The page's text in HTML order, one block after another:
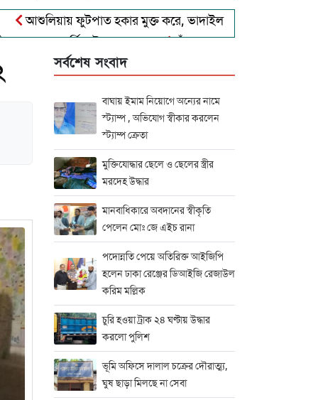
ফুটপাত হকার মুক্ত করে, ভাদাইল প্রাইমারি ফ্রেন্ডস ক্লাব এর
পূর্নিমা উৎসব শুরু চাঁদপুরে বাংলাদেশ আহলে সুন্নাত
সর্বশেষ সংবাদ
বাঘায় ইমাম নিয়োগে অন্যের নামে
স্ট্যাম্প , অভিযোগ স্বীকার করলেন
স্ট্যাম্প ক্রেতা
মুক্তিযোদ্ধার ছেলে ও ছেলের স্ত্রীর
মরদেহ উদ্ধার
মানবাধিকারে অবদানের স্বীকৃতি
পেলেন মোঃ জে এইচ রানা
পদোন্নতি পেয়ে অতিরিক্ত আইজিপি
হলেন ঢাকা রেঞ্জের ডিআইজি রেজাউল
করিম মল্লিক
চুরি হওয়া ট্রাক ২৪ ঘণ্টায় উদ্ধার
করলো পুলিশ
ভূমি অফিসে দালাল চক্রের দৌরাত্ম্য,
ঘুষ ছাড়া মিলছে না সেবা